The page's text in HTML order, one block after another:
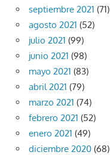
septiembre 2021 (71)
agosto 2021 (52)
julio 2021 (99)
junio 2021 (98)
mayo 2021 (83)
abril 2021 (79)
marzo 2021 (74)
febrero 2021 (52)
enero 2021 (49)
diciembre 2020 (68)